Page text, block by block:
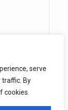
serve
traffic. By
cookies.